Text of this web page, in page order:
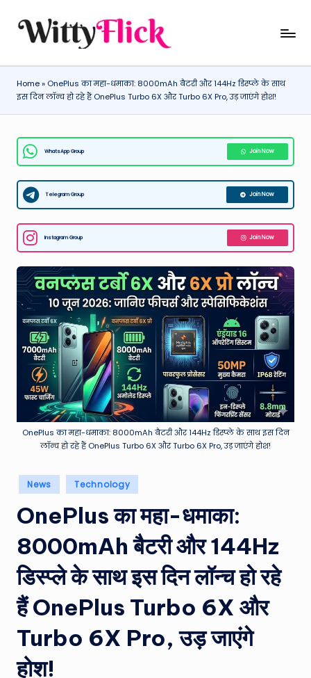
W
it
ty
Fl
ic
k:
L
a
t
e
st
W
e
a
e
c
h
&
M
o
vi
N
WittyFlick:
Tech
News
Around
World
Home» OnePlus का महा-धमाका: 8000mAh बैटरी और 144Hz डिस्प्ले के साथ
इस दिन लॉन्च हो रहे हैं OnePlus Turbo 6X और Turbo 6X Pro, उड़ जाएंगे होश!
WhatsApp Group Join Now
Telegram Group Join Now
Instagram Group Join Now
OnePlus का महा-धमाका: 8000mAh बैटरी और 144Hz डिस्प्ले के साथ इस दिन
लॉन्च हो रहे हैं OnePlus Turbo 6X और Turbo 6X Pro, उड़ जाएंगे होश!
Posted
in
News Technology
OnePlus का महा-धमाका:
8000mAh बैटरी और 144Hz
डिस्प्ले के साथ इस दिन लॉन्च हो रहे
हैं OnePlus Turbo 6X और
Turbo 6X Pro, उड़ जाएंगे
होश!